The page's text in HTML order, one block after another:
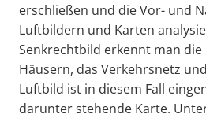
erschließen und die Vor- und
Luftbildern und Karten
Senkrechtbild erkennt man die
Häusern, das Verkehrsnetz
Luftbild ist in diesem Fall
darunter stehende Karte.